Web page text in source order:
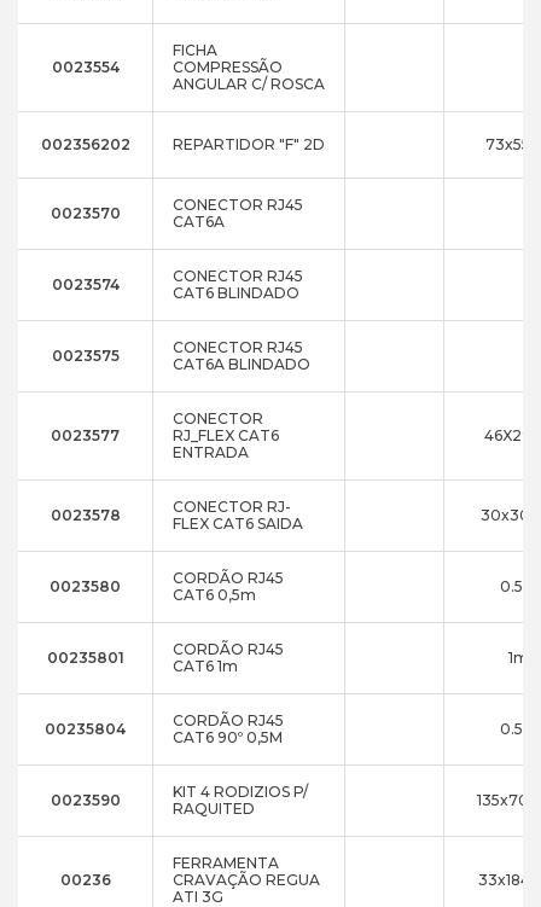
0023554
FICHA
COMPRESSÃO
ANGULAR C/ ROSCA
002356202 REPARTIDOR "F" 2D
0023570
CONECTOR RJ45
CAT6A
0023574
CONECTOR RJ45
CAT6 BLINDADO
0023575
CONECTOR RJ45
CAT6A BLINDADO
0023577
CONECTOR
RJ_FLEX CAT6
ENTRADA
0023578
CONECTOR RJ-
FLEX CAT6 SAIDA
0023580
CORDÃO RJ45
CAT6 0,5m
0.5m
00235801
CORDÃO RJ45
CAT6 1m
1m
00235804
CORDÃO RJ45
CAT6 90º 0,5M
0.5m
0023590
KIT 4 RODIZIOS P/
RAQUITED
00236
FERRAMENTA
CRAVAÇÃO REGUA
ATI 3G